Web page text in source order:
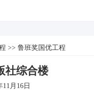
>> 鲁班奖国优工程
社综合楼
月16日